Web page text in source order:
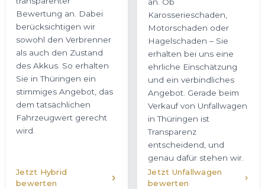
Bewertung an. Dabei
berücksichtigen wir
sowohl den Verbrenner
als auch den Zustand
des Akkus. So erhalten
Sie in Thüringen ein
stimmiges Angebot, das
dem tatsächlichen
Fahrzeugwert gerecht
wird.
Jetzt Hybrid
bewerten
an. Ob
Karosserieschaden,
Motorschaden oder
Hagelschaden – Sie
erhalten bei uns eine
ehrliche Einschätzung
und ein verbindliches
Angebot. Gerade beim
Verkauf von Unfallwagen
in Thüringen ist
Transparenz
entscheidend, und
genau dafür stehen wir.
Jetzt Unfallwagen
bewerten